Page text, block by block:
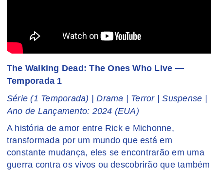
The Walking Dead: The Ones Who Live —
Temporada 1
Série (1 Temporada) | Drama | Terror | Suspense |
Ano de Lançamento: 2024 (EUA)
A história de amor entre Rick e Michonne,
transformada por um mundo que está em
constante mudança, eles se encontrarão em uma
guerra contra os vivos ou descobrirão que também